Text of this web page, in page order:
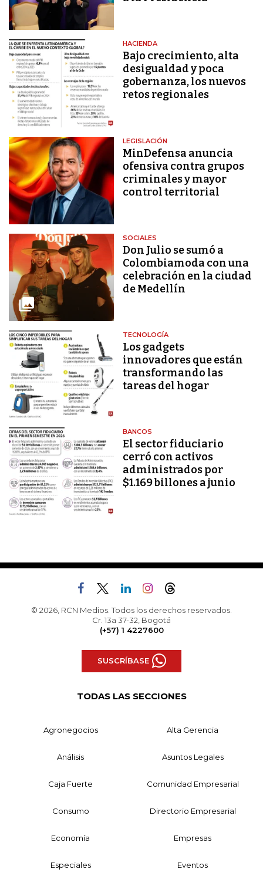
HACIENDA
Bajo crecimiento, alta
desigualdad y poca
gobernanza, los nuevos
retos regionales
LEGISLACIÓN
MinDefensa anuncia
ofensiva contra grupos
criminales y mayor
control territorial
SOCIALES
Don Julio se sumó a
Colombiamoda con una
celebración en la ciudad
de Medellín
TECNOLOGÍA
Los gadgets
innovadores que están
transformando las
tareas del hogar
BANCOS
El sector fiduciario
cerró con activos
administrados por
$1.169 billones a junio
© 2026, RCN Medios. Todos los derechos reservados.
Cr. 13a 37-32, Bogotá
(+57) 1 4227600
SUSCRÍBASE
TODAS LAS SECCIONES
Agronegocios Alta Gerencia
Análisis Asuntos Legales
Caja Fuerte Comunidad Empresarial
Consumo Directorio Empresarial
Economía Empresas
Especiales Eventos